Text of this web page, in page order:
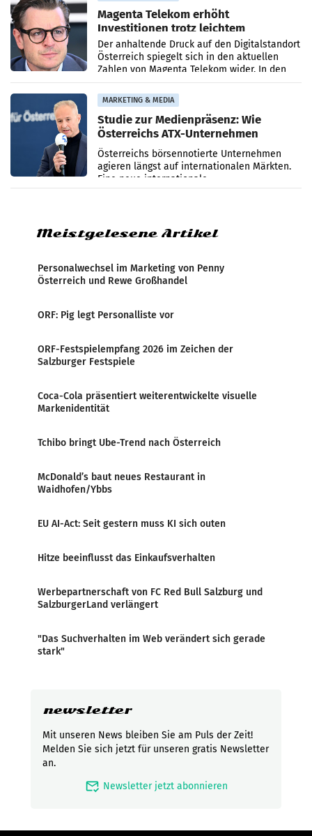
Magenta Telekom erhöht
Investitionen trotz leichtem
Umsatzrückgang
Der anhaltende Druck auf den Digitalstandort
Österreich spiegelt sich in den aktuellen
Zahlen von Magenta Telekom wider. In den
ersten sechs Monaten des laufenden Jahres
verzeichnete
MARKETING & MEDIA
Studie zur Medienpräsenz: Wie
Österreichs ATX-Unternehmen
international wahrgenommen
werden
Österreichs börsennotierte Unternehmen
agieren längst auf internationalen Märkten.
Eine neue internationale
Medienresonanzanalyse untersucht die
Meistgelesene Artikel
Personalwechsel im Marketing von Penny
Österreich und Rewe Großhandel
ORF: Pig legt Personalliste vor
ORF-Festspielempfang 2026 im Zeichen der
Salzburger Festspiele
Coca-Cola präsentiert weiterentwickelte visuelle
Markenidentität
Tchibo bringt Ube-Trend nach Österreich
McDonald’s baut neues Restaurant in
Waidhofen/Ybbs
EU AI-Act: Seit gestern muss KI sich outen
Hitze beeinflusst das Einkaufsverhalten
Werbepartnerschaft von FC Red Bull Salzburg und
SalzburgerLand verlängert
"Das Suchverhalten im Web verändert sich gerade
stark"
newsletter
Mit unseren News bleiben Sie am Puls der Zeit!
Melden Sie sich jetzt für unseren gratis Newsletter
an.
mark_email_read Newsletter jetzt abonnieren